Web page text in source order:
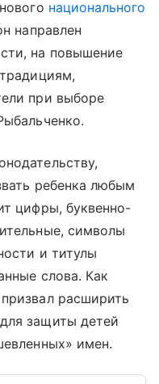
национального
направлен
на повышение
при выборе
ребенка любым
цифры, буквенно-
символы
и титулы
слова. Как
расширить
защиты детей
имен.